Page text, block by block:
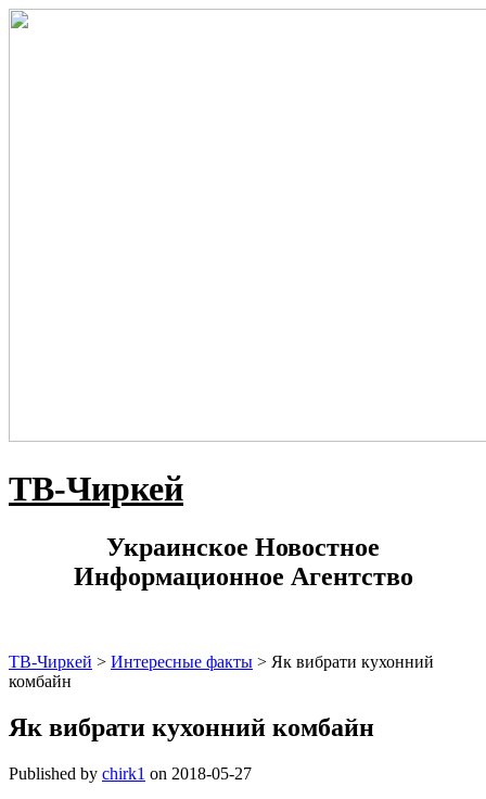
ТВ-Чиркей
Украинское Новостное
Информационное Агентство
ТВ-Чиркей > Интересные факты > Як вибрати кухонний
комбайн
Як вибрати кухонний комбайн
Published by chirk1 on 2018-05-27